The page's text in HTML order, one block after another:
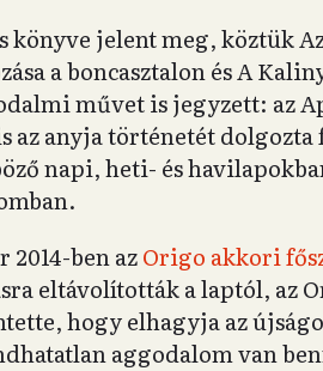
könyve jelent meg, köztük
a boncasztalon és A
művet is jegyzett: az
az anyja történetét
napi, heti- és
2014-ben azOrigo akkori
eltávolították a laptól, az
hogy elhagyja az
aggodalom van